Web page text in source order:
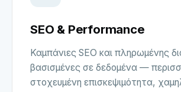
SEO & Performance
Καμπάνιες SEO και πληρωμένης
βασισμένες σε δεδομένα —
στοχευμένη επισκεψιμότητα,